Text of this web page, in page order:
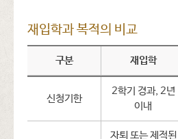
재입학과 복적의 비교
구분 재입학
신청기한
2학기 경과, 2년
이내
자퇴 또는 제적된